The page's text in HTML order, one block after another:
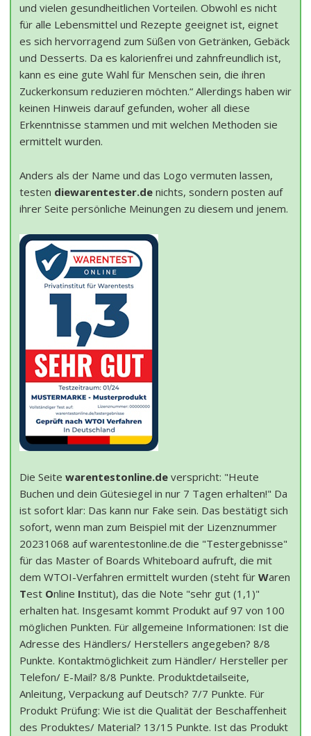
und vielen gesundheitlichen Vorteilen. Obwohl es nicht
für alle Lebensmittel und Rezepte geeignet ist, eignet
es sich hervorragend zum Süßen von Getränken, Gebäck
und Desserts. Da es kalorienfrei und zahnfreundlich ist,
kann es eine gute Wahl für Menschen sein, die ihren
Zuckerkonsum reduzieren möchten.“ Allerdings haben wir
keinen Hinweis darauf gefunden, woher all diese
Erkenntnisse stammen und mit welchen Methoden sie
ermittelt wurden.
Anders als der Name und das Logo vermuten lassen,
testen diewarentester.de nichts, sondern posten auf
ihrer Seite persönliche Meinungen zu diesem und jenem.
Die Seite warentestonline.de verspricht: "Heute
Buchen und dein Gütesiegel in nur 7 Tagen erhalten!" Da
ist sofort klar: Das kann nur Fake sein. Das bestätigt sich
sofort, wenn man zum Beispiel mit der Lizenznummer
20231068 auf warentestonline.de die "Testergebnisse"
für das Master of Boards Whiteboard aufruft, die mit
dem WTOI-Verfahren ermittelt wurden (steht für Waren
Test Online Institut), das die Note "sehr gut (1,1)"
erhalten hat. Insgesamt kommt Produkt auf 97 von 100
möglichen Punkten. Für allgemeine Informationen: Ist die
Adresse des Händlers/ Herstellers angegeben? 8/8
Punkte. Kontaktmöglichkeit zum Händler/ Hersteller per
Telefon/ E-Mail? 8/8 Punkte. Produktdetailseite,
Anleitung, Verpackung auf Deutsch? 7/7 Punkte. Für
Produkt Prüfung: Wie ist die Qualität der Beschaffenheit
des Produktes/ Material? 13/15 Punkte. Ist das Produkt